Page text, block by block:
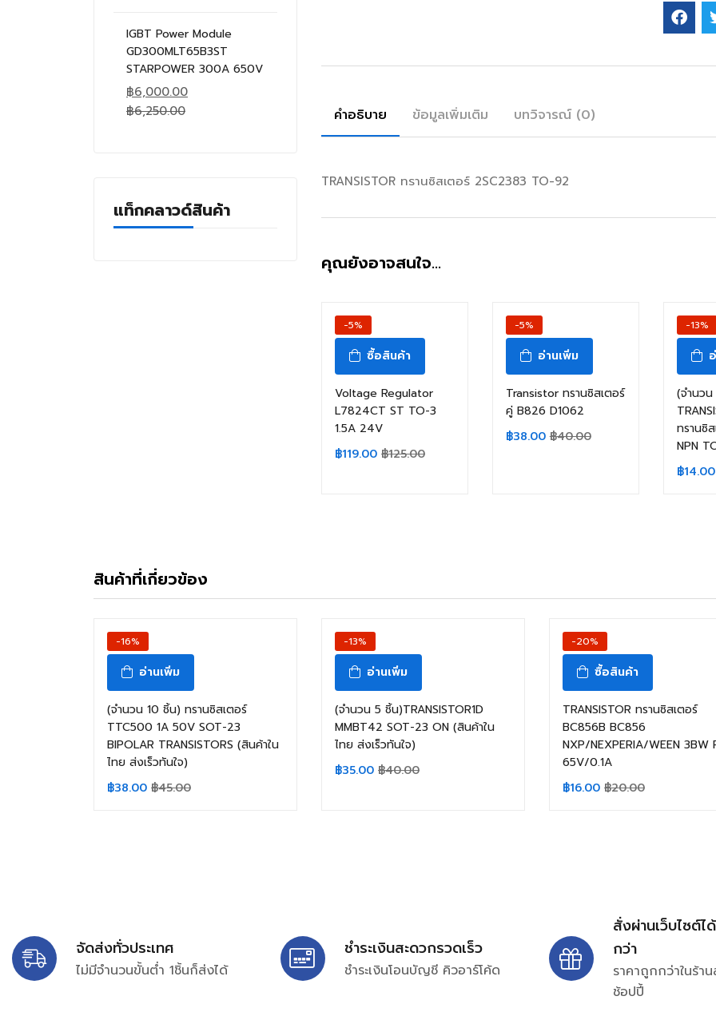
IGBT Power Module
GD300MLT65B3ST
STARPOWER 300A 650V
฿6,000.00
฿6,250.00
แท็กคลาวด์สินค้า
คำอธิบาย ข้อมูลเพิ่มเติม บทวิจารณ์ (0)
TRANSISTOR ทรานซิสเตอร์ 2SC2383 TO-92
คุณยังอาจสนใจ…
-5%
ซื้อสินค้า
Voltage Regulator
L7824CT ST TO-3
1.5A 24V
฿119.00 ฿125.00
-5%
อ่านเพิ่ม
Transistor ทรานซิสเตอร์
คู่ B826 D1062
฿38.00 ฿40.00
-13%
(จำนว
ทรานซิ
NPN
฿14.00
สินค้าที่เกี่ยวข้อง
-16%
อ่านเพิ่ม
(จำนวน 10 ชิ้น) ทรานซิสเตอร์
TTC500 1A 50V SOT-23
BIPOLAR TRANSISTORS (สินค้าใน
ไทย ส่งเร็วทันใจ)
฿38.00 ฿45.00
-13%
อ่านเพิ่ม
(จำนวน 5 ชิ้น)TRANSISTOR1D
MMBT42 SOT-23 ON (สินค้าใน
ไทย ส่งเร็วทันใจ)
฿35.00 ฿40.00
-20%
ซื้อสินค้า
TRANSISTOR ทรานซิสเตอร์
BC856B BC856
NXP/NEXPERIA/WEEN 3BW
65V/0.1A
฿16.00 ฿20.00
จัดส่งทั่วประเทศ
ไม่มีจำนวนขั้นต่ำ 1ชิ้นก็ส่งได้
ชำระเงินสะดวกรวดเร็ว
ชำระเงินโอนบัญชี คิวอาร์โค้ด
สั่งผ่านเว็บไซต์ไ
กว่า
ราคาถูกกว่าในร้า
ช้อปปี้